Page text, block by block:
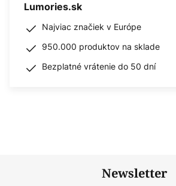
Lumories.sk
Najviac značiek v Európe
950.000 produktov na sklade
Bezplatné vrátenie do 50 dní
Newsletter